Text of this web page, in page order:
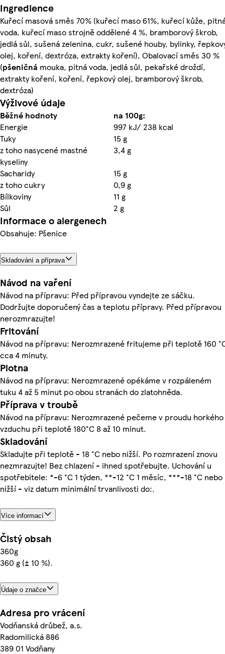
Ingredience
Kuřecí masová směs 70% (kuřecí maso 61%, kuřecí kůže,
voda, kuřecí maso strojně oddělené 4 %, bramborový škrob,
jedlá sůl, sušená zelenina, cukr, sušené houby, bylinky,
olej, koření, dextróza, extrakty koření), Obalovací směs 30 %
(pšeničná mouka, pitná voda, jedlá sůl, pekařské droždí,
extrakty koření, koření, řepkový olej, bramborový škrob,
dextróza)
Výživové údaje
Běžné hodnoty
na 100g:
Energie
997 kJ/ 238 kcal
Tuky
15 g
z toho nasycené mastné
kyseliny
3,4 g
Sacharidy
15 g
z toho cukry
0,9 g
Bílkoviny
11 g
Sůl
2 g
Informace o alergenech
Obsahuje: Pšenice
Skladování a příprava
Návod na vaření
Návod na přípravu: Před přípravou vyndejte ze sáčku.
Dodržujte doporučený čas a teplotu přípravy. Před přípravou
nerozmrazujte!
Fritování
Návod na přípravu: Nerozmrazené fritujeme při teplotě 160
cca 4 minuty.
Plotna
Návod na přípravu: Nerozmrazené opékáme v rozpáleném
tuku 4 až 5 minut po obou stranách do zlatohněda.
Příprava v troubě
Návod na přípravu: Nerozmrazené pečeme v proudu horkého
vzduchu při teplotě 180°C 8 až 10 minut.
Skladování
Skladujte při teplotě - 18 °C nebo nižší. Po rozmrazení znovu
nezmrazujte! Bez chlazení - ihned spotřebujte. Uchování u
spotřebitele: *-6 °C 1 týden, **-12 °C 1 měsíc, ***-18 °C nebo
nižší - viz datum minimální trvanlivosti do:.
Více informací
Čistý obsah
360g
360 g (± 10 %).
Údaje o značce
Adresa pro vrácení
Vodňanská drůbež, a.s.
Radomilická 886
389 01 Vodňany